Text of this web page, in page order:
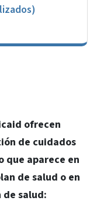
ofrecen
de cuidados
que aparece en
de salud o en
salud: